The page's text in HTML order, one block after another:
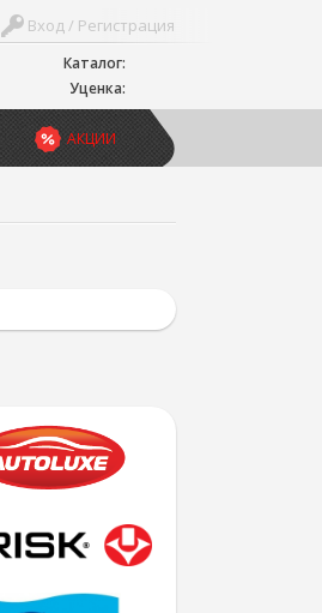
Каталог:
Уценка:
Вход / Регистрация
АКЦИИ